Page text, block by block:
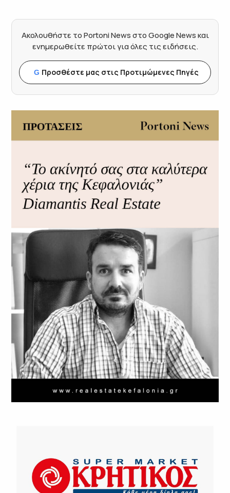
Ακολουθήστε το Portoni News στο Google News και
ενημερωθείτε πρώτοι για όλες τις ειδήσεις.
G Προσθέστε μας στις Προτιμώμενες Πηγές